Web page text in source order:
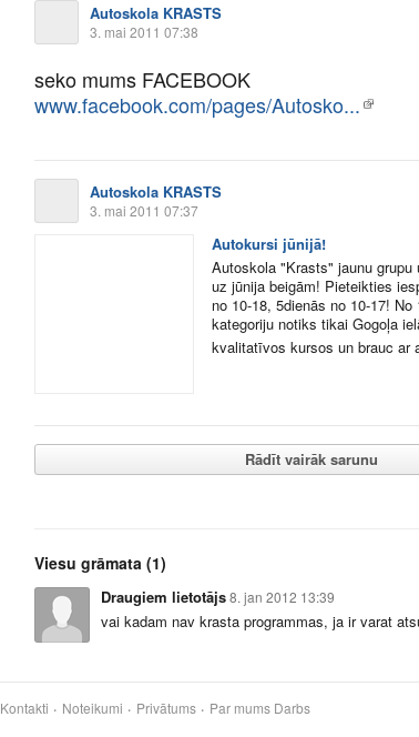
Autoskola KRASTS
3. mai 2011 07:38
seko mums FACEBOOK
www.facebook.com/pages/Autosko...
Autoskola KRASTS
3. mai 2011 07:37
Autokursi jūnijā!
Autoskola "Krasts" jaunu
uz jūnija beigām! Pieteikties
no 10-18, 5dienās no 10-17!
kategoriju notiks tikai Gogoļa
kvalitatīvos kursos un brauc ar
Rādīt vairāk sarunu
Viesu grāmata (1)
Draugiem lietotājs8. jan 2012 13:39
vai kadam nav krasta programmas, ja ir varat
Kontakti Noteikumi Privātums Par mums Darbs